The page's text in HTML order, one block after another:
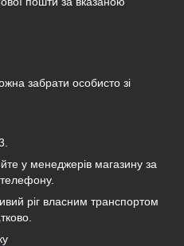
забрати особисто зі
у менеджерів магазину за
ріг власним транспортом